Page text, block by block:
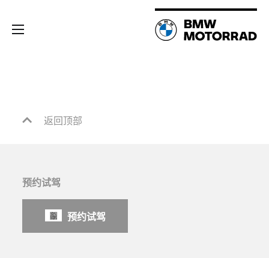
返回顶部
预约试驾
预约试驾